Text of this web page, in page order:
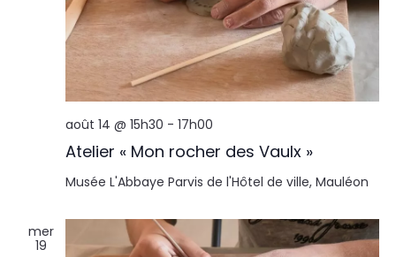
Atelier « Mon rocher des Vaulx »
août 14 @ 15h30 - 17h00
Musée L'Abbaye Parvis de l'Hôtel de ville, Mauléon
mer
19